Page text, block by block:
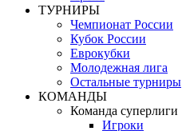
ТУРНИРЫ
Чемпионат России
Кубок России
Еврокубки
Молодежная лига
Остальные турниры
КОМАНДЫ
Команда суперлиги
Игроки